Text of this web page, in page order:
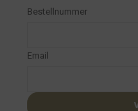
Bestellnummer
Email